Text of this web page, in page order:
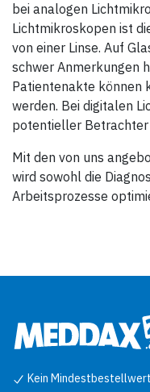
bei analogen
Lichtmikroskopen ist
von einer Linse. Auf
schwer Anmerkungen
Patientenakte können
werden. Bei digitalen
potentieller Betrachter
Mit den von uns
wird sowohl die
Arbeitsprozesse
Kein Mindestbestellwert